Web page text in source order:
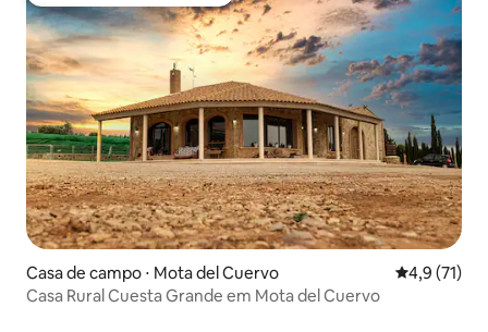
Casa de campo ⋅ Mota del Cuervo 4,9 de uma
4,9 (71)
Casa Rural Cuesta Grande em Mota del Cuervo